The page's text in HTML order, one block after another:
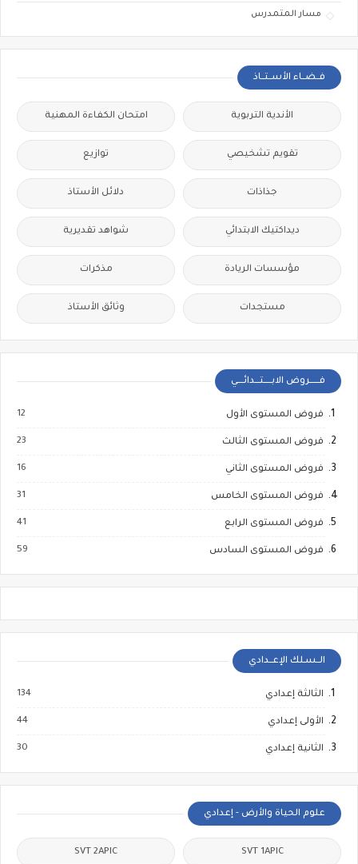
مسار المتمدرس
فــضــاء الأســتــاذ
الأندية التربوية امتحان الكفاءة المهنية
تقويم تشخيصي توازيع
جذاذات دلائل الأستاذ
ديداكتيك الابتدائي شواهد تقديرية
مؤسسات الريادة مذكرات
مستجدات وثائق الأستاذ
فــــــروض الابـــــتـــدائــــي
فروض المستوى الأول 12
فروض المستوى الثالث 23
فروض المستوى الثاني 16
فروض المستوى الخامس 31
فروض المستوى الرابع 41
فروض المستوى السادس 59
الــسـلك الإعــدادي
الثالثة إعدادي 134
الأولى إعدادي 44
الثانية إعدادي 30
علوم الحياة والأرض - إعدادي
SVT 1APIC
SVT 2APIC